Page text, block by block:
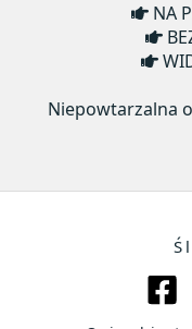
NA
Niepowtarzalna